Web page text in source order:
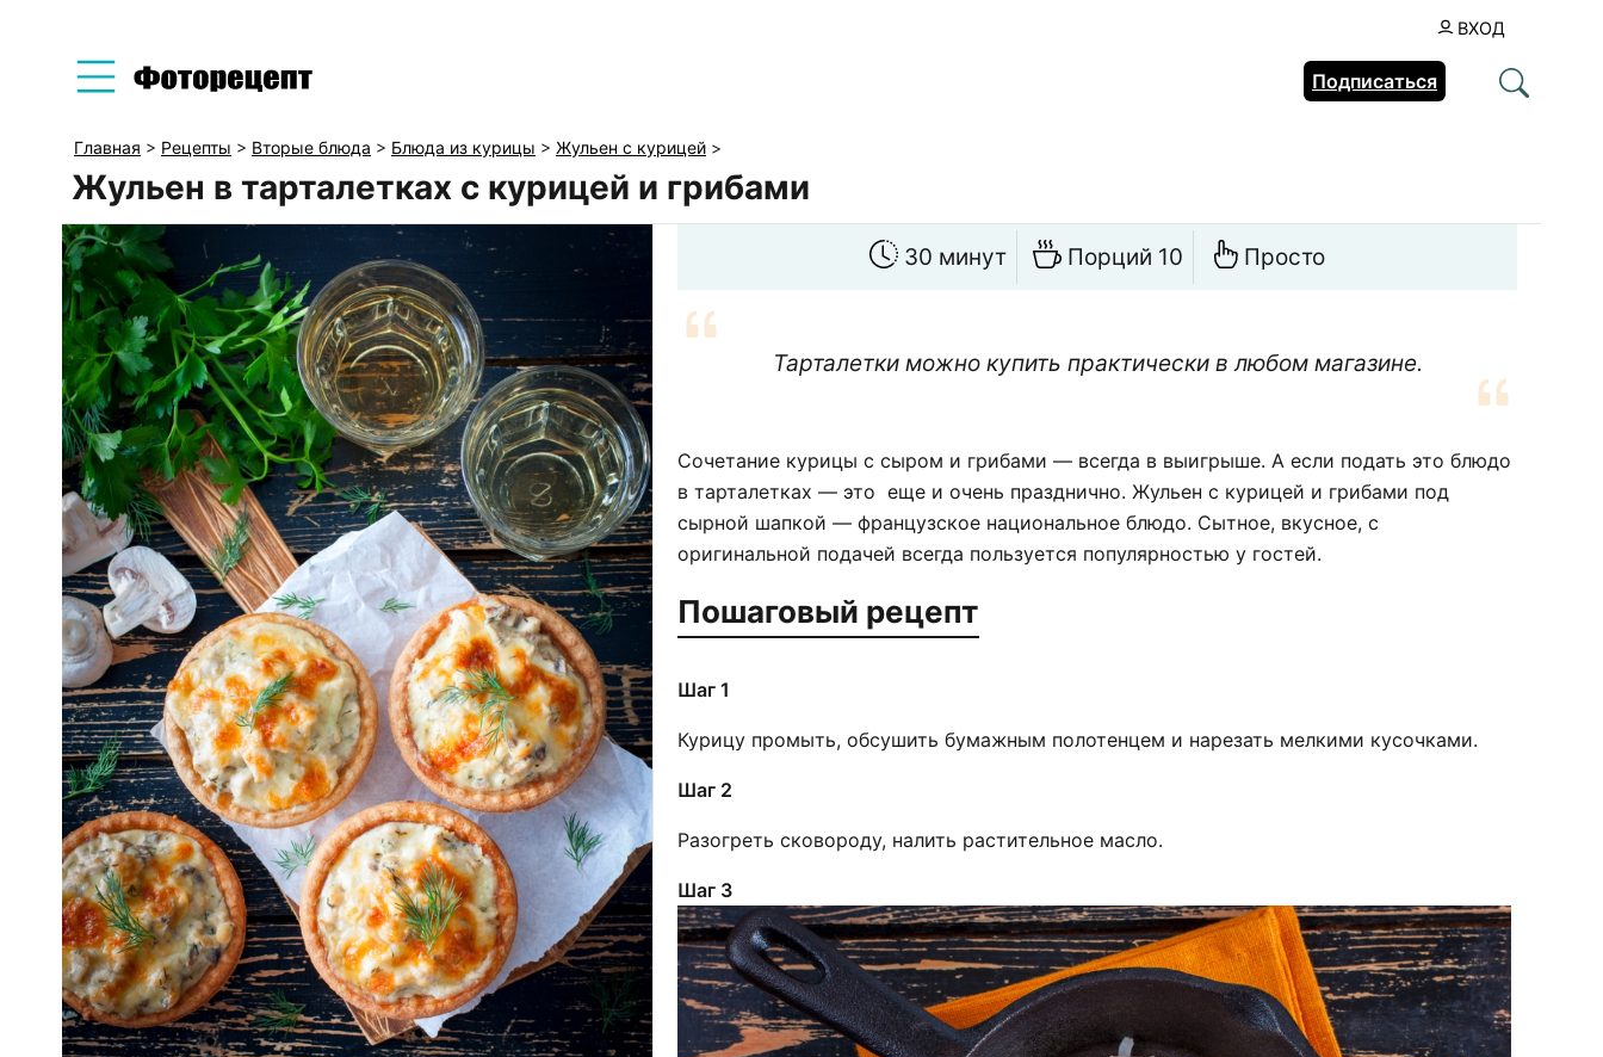
ВХОД
Подписаться
Главная > Рецепты > Вторые блюда > Блюда из курицы > Жульен с курицей >
Жульен в тарталетках с курицей и грибами
30 минут Порций 10 Просто
Тарталетки можно купить практически в любом магазине.
Сочетание курицы с сыром и грибами — всегда в выигрыше. А если подать это блюдо
в тарталетках — это еще и очень празднично. Жульен с курицей и грибами под
сырной шапкой — французское национальное блюдо. Сытное, вкусное, с
оригинальной подачей всегда пользуется популярностью у гостей.
Пошаговый рецепт
Шаг 1
Курицу промыть, обсушить бумажным полотенцем и нарезать мелкими кусочками.
Шаг 2
Разогреть сковороду, налить растительное масло.
Шаг 3